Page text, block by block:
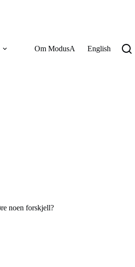
Om ModusA English
noen forskjell?